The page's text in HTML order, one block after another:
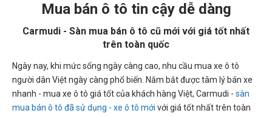
Mua bán ô tô tin cậy dễ dàng
Carmudi - Sàn mua bán ô tô cũ mới với giá tốt nhất
trên toàn quốc
Ngày nay, khi mức sống ngày càng cao, nhu cầu mua xe ô tô
người dân Việt ngày càng phổ biến. Nắm bắt được tâm lý bán xe
nhanh - mua xe ô tô giá tốt của khách hàng Việt, Carmudi - sàn
mua bán ô tô đã sử dụng - xe ô tô mới với giá tốt nhất trên toàn